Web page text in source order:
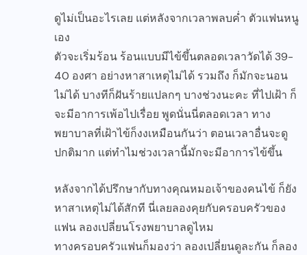
ดูไม่เป็นอะไรเลย แต่หลังจากเวลาพลบค่ำ ตัวแฟนหนู
เอง
ตัวจะเริ่มร้อน ร้อนแบบมีไข้ขึ้นตลอดเวลาวัดได้ 39-
40 องศา อย่างหาสาเหตุไม่ได้ รวมถึง ก็มักจะนอน
ไม่ได้ บางทีก็ฝันร้ายแปลกๆ บางช่วงนะคะ ที่ไปเฝ้า ก็
จะมีอาการเพ้อไปเรื่อย พูดนั่นนี่ตลอดเวลา ทาง
พยาบาลที่เฝ้าไข้ก็งงเหมือนกันว่า ตอนเวลาอื่นจะดู
ปกติมาก แต่ทำไมช่วงเวลานี้มักจะมีอาการไข้ขึ้น
หลังจากได้ปรึกษากับทางคุณหมอเจ้าของคนไข้ ก็ยัง
หาสาเหตุไม่ได้สักที นี่เลยลองคุยกับครอบครัวของ
แฟน ลองเปลี่ยนโรงพยาบาลดูไหม
ทางครอบครัวแฟนก็มองว่า ลองเปลี่ยนดูละกัน ก็ลอง